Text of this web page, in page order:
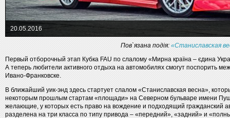
20.05.2016
Пов`язана подія: «Станиславская
Первый отборочный этап Кубка FAU по слалому «Мирна країна – єдина
А теперь любители активного отдыха на автомобилях смогут поспорить
Ивано-Франковске.
В ближайший уик-энд здесь стартует слалом «Станиславская весна»,
некоторым прошлым стартам «площади» на Северном бульваре имени
желающие, у которых есть право на вождение и подходящий гражданский
разделена на три класса по типу привода – «передний», «задний» и